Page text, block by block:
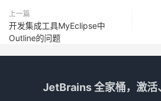
上一篇
开发集成工具MyEclipse中
Outline的问题
JetBrains 全家桶，激活